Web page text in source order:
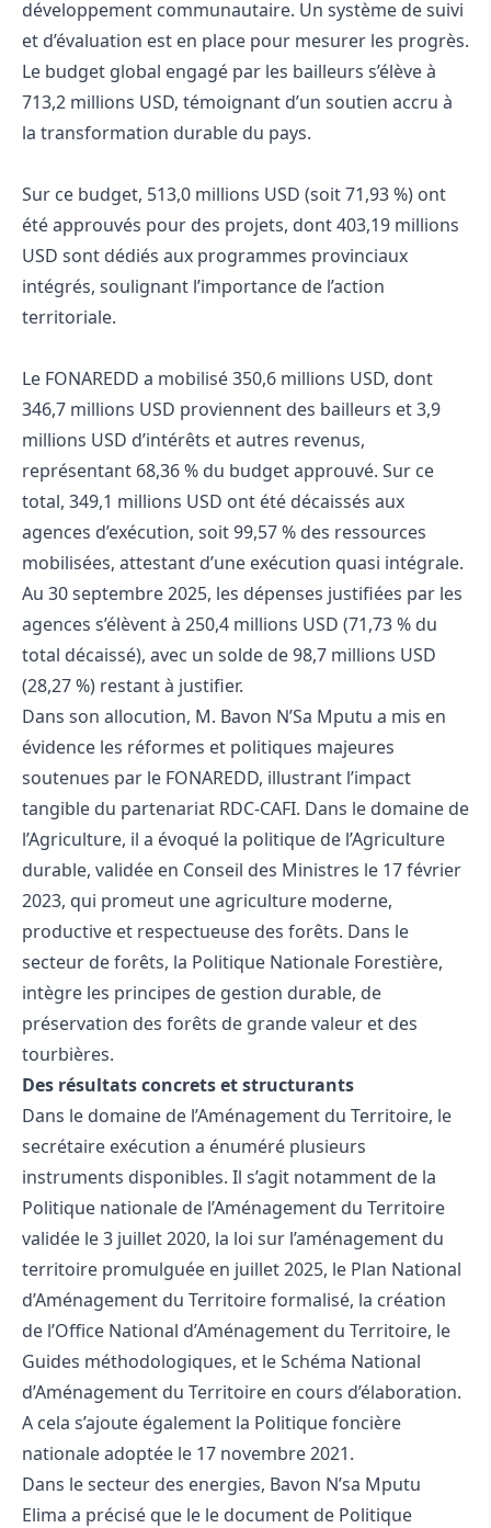
développement communautaire. Un système de suivi
et d’évaluation est en place pour mesurer les progrès.
Le budget global engagé par les bailleurs s’élève à
713,2 millions USD, témoignant d’un soutien accru à
la transformation durable du pays.
Sur ce budget, 513,0 millions USD (soit 71,93 %) ont
été approuvés pour des projets, dont 403,19 millions
USD sont dédiés aux programmes provinciaux
intégrés, soulignant l’importance de l’action
territoriale.
Le FONAREDD a mobilisé 350,6 millions USD, dont
346,7 millions USD proviennent des bailleurs et 3,9
millions USD d’intérêts et autres revenus,
représentant 68,36 % du budget approuvé. Sur ce
total, 349,1 millions USD ont été décaissés aux
agences d’exécution, soit 99,57 % des ressources
mobilisées, attestant d’une exécution quasi intégrale.
Au 30 septembre 2025, les dépenses justifiées par les
agences s’élèvent à 250,4 millions USD (71,73 % du
total décaissé), avec un solde de 98,7 millions USD
(28,27 %) restant à justifier.
Dans son allocution, M. Bavon N’Sa Mputu a mis en
évidence les réformes et politiques majeures
soutenues par le FONAREDD, illustrant l’impact
tangible du partenariat RDC-CAFI. Dans le domaine de
l’Agriculture, il a évoqué la politique de l’Agriculture
durable, validée en Conseil des Ministres le 17 février
2023, qui promeut une agriculture moderne,
productive et respectueuse des forêts. Dans le
secteur de forêts, la Politique Nationale Forestière,
intègre les principes de gestion durable, de
préservation des forêts de grande valeur et des
tourbières.
Des résultats concrets et structurants
Dans le domaine de l’Aménagement du Territoire, le
secrétaire exécution a énuméré plusieurs
instruments disponibles. Il s’agit notamment de la
Politique nationale de l’Aménagement du Territoire
validée le 3 juillet 2020, la loi sur l’aménagement du
territoire promulguée en juillet 2025, le Plan National
d’Aménagement du Territoire formalisé, la création
de l’Office National d’Aménagement du Territoire, le
Guides méthodologiques, et le Schéma National
d’Aménagement du Territoire en cours d’élaboration.
A cela s’ajoute également la Politique foncière
nationale adoptée le 17 novembre 2021.
Dans le secteur des energies, Bavon N’sa Mputu
Elima a précisé que le le document de Politique